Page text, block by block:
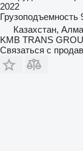
2022
Грузоподъемность
Казахстан,
KMB TRANS
Связаться с